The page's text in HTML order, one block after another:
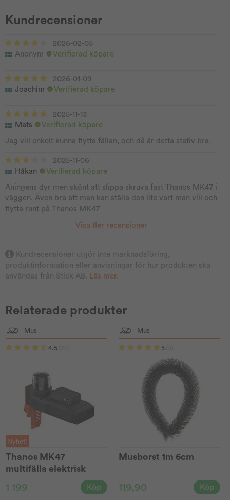
Kundrecensioner
2026-02-05
Anonym
Verifierad köpare
2026-01-09
Joachim
Verifierad köpare
2025-11-13
Mats
Verifierad köpare
Jag vill enkelt kunna flytta fällan, och då är detta stativ bra.
2025-11-06
Håkan
Verifierad köpare
Aningens dyr men skönt att slippa skruva fast Thanos MK47 i
väggen. Även bra att man kan ställa den lite vart man vill och
flytta runt på Thanos MK47
Visa fler recensioner
Kundrecensioner utgör inte marknadsföring,
produktinformation eller anvisningar för hur produkten ska
användas från Stick AB.
Läs mer
Relaterade produkter
Mus
4.5
Nyhet!
Thanos MK47
multifälla elektrisk
1 199 Köp
Mus
5
Musborst 1m 6cm
119,90 Köp